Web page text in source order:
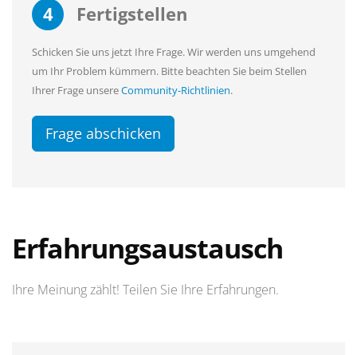
4 Fertigstellen
Schicken Sie uns jetzt Ihre Frage. Wir werden uns umgehend
um Ihr Problem kümmern. Bitte beachten Sie beim Stellen
Ihrer Frage unsereCommunity-Richtlinien.
Frage abschicken
Erfahrungsaustausch
Ihre Meinung zählt! Teilen Sie Ihre Erfahrungen.